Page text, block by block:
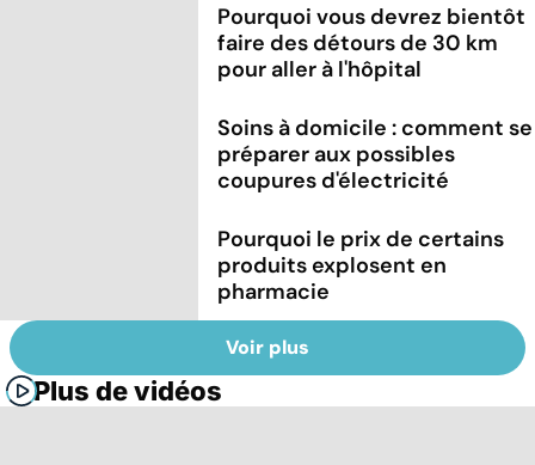
Pourquoi vous devrez bientôt
faire des détours de 30 km
pour aller à l'hôpital
Soins à domicile : comment se
préparer aux possibles
coupures d'électricité
Pourquoi le prix de certains
produits explosent en
pharmacie
Voir plus
Plus de vidéos